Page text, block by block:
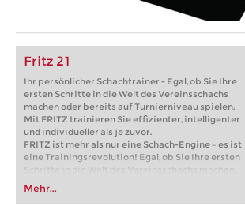
Fritz 21
Ihr persönlicher Schachtrainer - Egal, ob Sie Ihre
ersten Schritte in die Welt des Vereinsschachs
machen oder bereits auf Turnierniveau spielen:
Mit FRITZ trainieren Sie effizienter, intelligenter
und individueller als je zuvor.
FRITZ ist mehr als nur eine Schach-Engine – es ist
eine Trainingsrevolution! Egal, ob Sie Ihre ersten
Schritte in die Welt des Vereinsschachs machen
oder bereits auf Turnierniveau spielen: Mit
FRITZ trainieren Sie effizienter, intelligenter und
Mehr...